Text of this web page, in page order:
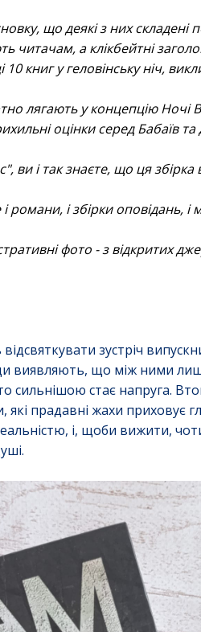
що деякі з них складені
читачам, а клікбейтні
книг у геловінську ніч,
лягають у концепцію Ночі
оцінки серед Бабаїв та
і так знаєте, що ця збірка
і збірки оповідань, і
фото - з відкритих
зустріч
що між ними
стає напруга.
прадавні жахи приховує
і, щоби вижити,